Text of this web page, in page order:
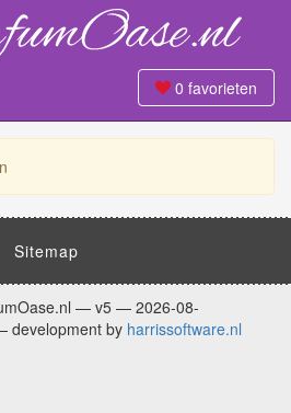
0 favorieten
Sitemap
— v5 — 2026-08-
development by harrissoftware.nl